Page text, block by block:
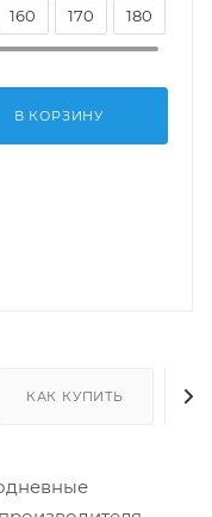
160 170 180
В КОРЗИНУ
КАК КУПИТЬ